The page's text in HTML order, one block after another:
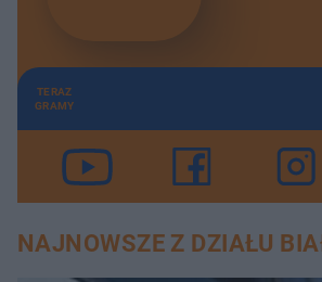
TERAZ
GRAMY
NAJNOWSZE Z DZIAŁU